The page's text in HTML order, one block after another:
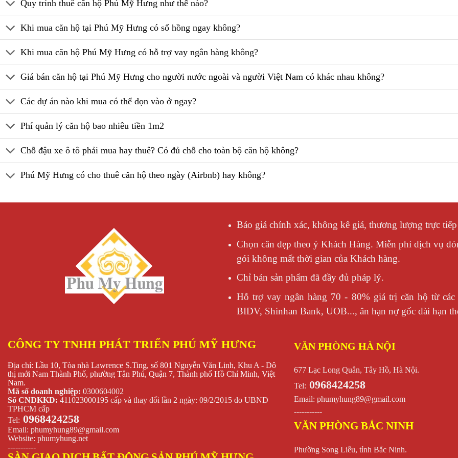
Quy trình thuê căn hộ Phú Mỹ Hưng như thế nào?
Khi mua căn hộ tại Phú Mỹ Hưng có sổ hồng ngay không?
Khi mua căn hộ Phú Mỹ Hưng có hỗ trợ vay ngân hàng không?
Giá bán căn hộ tại Phú Mỹ Hưng cho người nước ngoài và người Việt Nam có khác nhau không?
Các dự án nào khi mua có thể dọn vào ở ngay?
Phí quản lý căn hộ bao nhiêu tiền 1m2
Chỗ đậu xe ô tô phải mua hay thuê? Có đủ chỗ cho toàn bộ căn hộ không?
Phú Mỹ Hưng có cho thuê căn hộ theo ngày (Airbnb) hay không?
Báo giá chính xác, không kê giá, thương lượng trực
Chọn căn đẹp theo ý Khách Hàng. Miễn phí dịch vụ
gói không mất thời gian của Khách hàng.
Chỉ bán sản phẩm đã đầy đủ pháp lý.
Hỗ trợ vay ngân hàng 70 - 80% giá trị căn hộ từ
BIDV, Shinhan Bank, UOB..., ân hạn nợ gốc dài hạn
CÔNG TY TNHH PHÁT TRIỂN PHÚ MỸ HƯNG
Địa chỉ: Lầu 10, Tòa nhà Lawrence S.Ting, số 801 Nguyễn Văn Linh, Khu A - Dô
thị mới Nam Thành Phố, phường Tân Phú, Quận 7, Thành phố Hồ Chí Minh, Việt
Nam.
Mã số doanh nghiệp: 0300604002
Số CNĐKKD: 411023000195 cấp và thay đổi lần 2 ngày: 09/2/2015 do UBND
TPHCM cấp
Tel: 0968424258
Email: phumyhung89@gmail.com
Website: phumyhung.net
-----------
VĂN PHÒNG HÀ NỘI
677 Lạc Long Quân, Tây Hồ, Hà Nội.
Tel: 0968424258
Email: phumyhung89@gmail.com
-----------
VĂN PHÒNG BẮC NINH
Phường Song Liễu, tỉnh Bắc Ninh.